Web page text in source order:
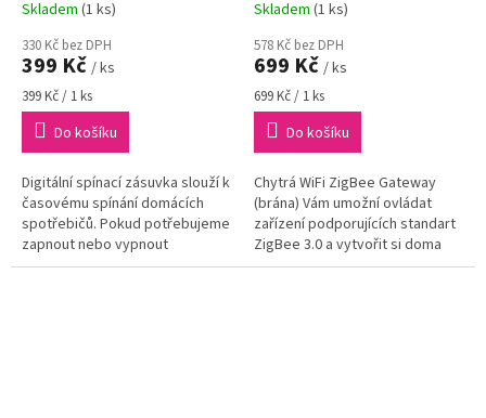
Skladem (1 ks)
330 Kč bez DPH
399 Kč / ks
Měrná
cena:
399 Kč / 1 ks
Do košíku
Digitální spínací zásuvka slouží k
časovému spínání domácích
spotřebičů. Pokud potřebujeme
zapnout nebo vypnout
spotřebič v určitém čas.
Skladem (1 ks)
578 Kč bez DPH
699 Kč / ks
Měrná
cena:
699 Kč / 1 ks
Do košíku
Chytrá WiFi ZigBee Gateway
(brána) Vám umožní ovládat
zařízení podporujících standart
ZigBee 3.0 a vytvořit si doma
tak chytrou domácnost